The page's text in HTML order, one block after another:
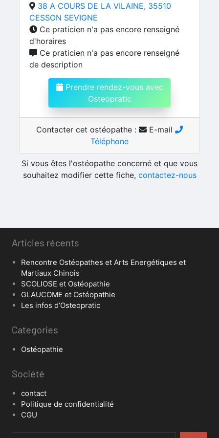
38 A COURS DE LA VILAINE, 35510
CESSON SEVIGNE
Ce praticien n'a pas encore renseigné
d'horaires
Ce praticien n'a pas encore renseigné
de description
Prendre rendez-vous avec
Osteopratic
Contacter cet ostéopathe :
E-mail
Téléphone
Si vous êtes l'ostéopathe concerné et que vous
souhaitez modifier cette fiche, contactez-nous
Articles récents
Rencontre Ostéopathes et Arts Energétiques et
Martiaux Chinois
SCOLIOSE et Ostéopathie
GLAUCOME et Ostéopathie
Les infos d’Osteopratic
Categories
Ostéopathie
Société
contact
Politique de confidentialité
CGU